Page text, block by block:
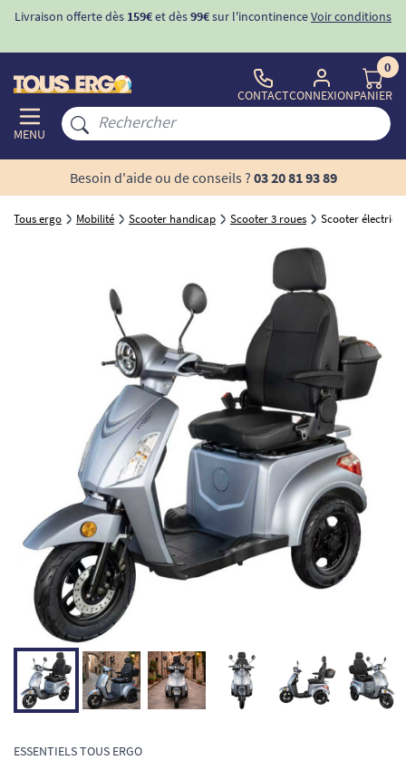
Livraison offerte dès 159€et dès99€sur l'incontinenceVoir conditions
MENU
CONTACTCONNEXION
0
PANIER
Besoin d'aide ou de conseils ? 03 20 81 93 89
Tous ergo Mobilité Scooter handicap Scooter 3 roues Scooter
ESSENTIELS TOUS ERGO